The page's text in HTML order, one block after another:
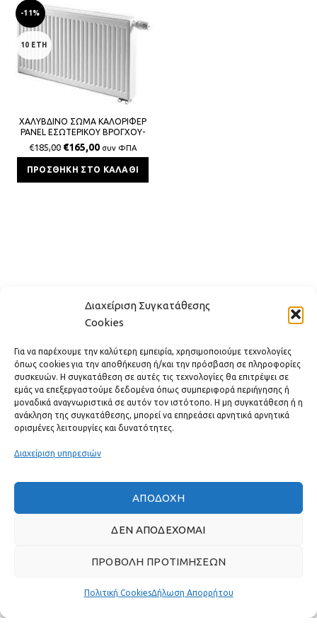
Διαχείριση Συγκατάθεσης
Cookies
Για να παρέχουμε την καλύτερη εμπειρία, χρησιμοποιούμε τεχνολογίες
όπως cookies για την αποθήκευση ή/και την πρόσβαση σε πληροφορίες
συσκευών. Η συγκατάθεση σε αυτές τις τεχνολογίες θα επιτρέψει σε
εμάς να επεξεργαστούμε δεδομένα όπως συμπεριφορά περιήγησης ή
μοναδικά αναγνωριστικά σε αυτόν τον ιστότοπο. Η μη συγκατάθεση ή η
ανάκληση της συγκατάθεσης, μπορεί να επηρεάσει αρνητικά αρνητικά
ορισμένες λειτουργίες και δυνατότητες.
Διαχείριση υπηρεσιών
ΑΠΟΔΟΧΉ
ΔΕΝ ΑΠΟΔΈΧΟΜΑΙ
ΠΡΟΒΟΛΉ ΠΡΟΤΙΜΉΣΕΩΝ
Πολιτική CookiesΔήλωση Απορρήτου
-11%
10 ΕΤΗ
ΧΑΛΥΒΔΙΝΟ ΣΩΜΑ ΚΑΛΟΡΙΦΕΡ
PANEL ΕΣΩΤΕΡΙΚΟΥ ΒΡΟΓΧΟΥ-
VENTIL ΔΙΣΤΗΛΟ 22/400/1600
SPLENDID 2221Kcal/h
€185,00 €165,00 συν ΦΠΑ
ΠΡΟΣΘΉΚΗ ΣΤΟ ΚΑΛΆΘΙ
ΧΡΗΣΙΜΟΙ ΣΥΝΔΕΣΜΟΙ
ΓΡΉΓΟΡΟ ΜΕΝΟΎ
Πραγματικές κριτικές πελατών